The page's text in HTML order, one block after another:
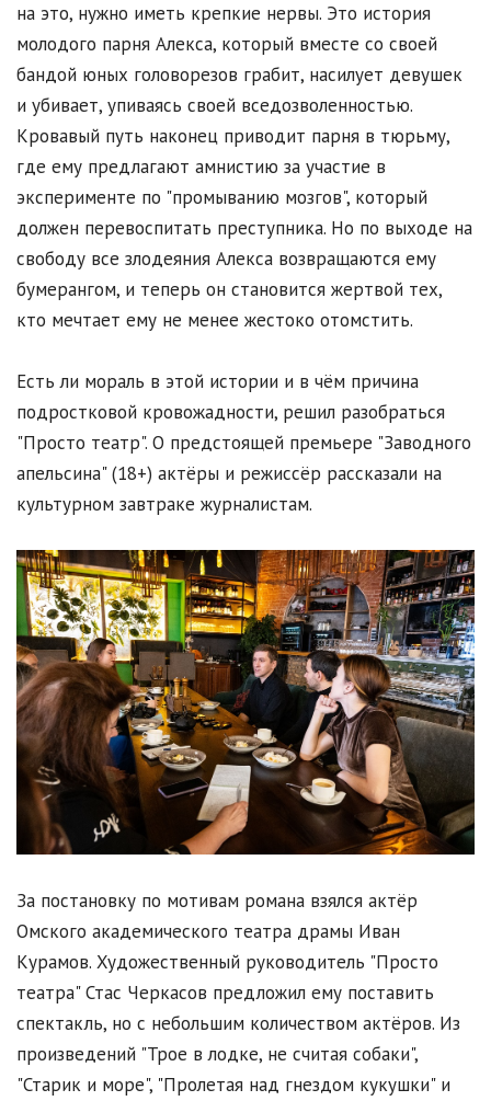
на это, нужно иметь крепкие нервы. Это история
молодого парня Алекса, который вместе со своей
бандой юных головорезов грабит, насилует девушек
и убивает, упиваясь своей вседозволенностью.
Кровавый путь наконец приводит парня в тюрьму,
где ему предлагают амнистию за участие в
эксперименте по "промыванию мозгов", который
должен перевоспитать преступника. Но по выходе на
свободу все злодеяния Алекса возвращаются ему
бумерангом, и теперь он становится жертвой тех,
кто мечтает ему не менее жестоко отомстить.
Есть ли мораль в этой истории и в чём причина
подростковой кровожадности, решил разобраться
"Просто театр". О предстоящей премьере "Заводного
апельсина" (18+) актёры и режиссёр рассказали на
культурном завтраке журналистам.
За постановку по мотивам романа взялся актёр
Омского академического театра драмы Иван
Курамов. Художественный руководитель "Просто
театра" Стас Черкасов предложил ему поставить
спектакль, но с небольшим количеством актёров. Из
произведений "Трое в лодке, не считая собаки",
"Старик и море", "Пролетая над гнездом кукушки" и